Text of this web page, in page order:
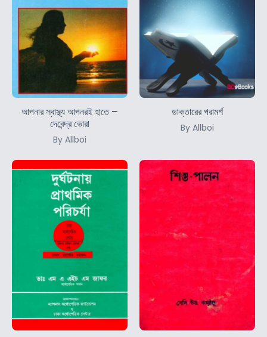
আপনার স্বাস্থ্য আপনরই হাতে –
দেবেন্দ্র ভোরা
By Allboi
ডাক্তারের পরামর্শ
By Allboi